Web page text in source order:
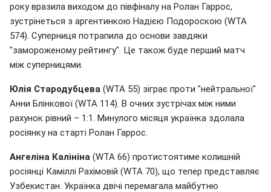
року вразила виходом до півфіналу на Ролан Гаррос,
зустрінеться з аргентинкою Надією Подороскою (WTA
574). Суперниця потрапила до основи завдяки
"замороженому рейтингу". Це також буде перший матч
між суперницями.
Юлія Стародубцева (WTA 55) зіграє проти "нейтральної"
Анни Блінкової (WTA 114). В очних зустрічах між ними
рахунок рівний – 1:1. Минулого місяця українка здолала
росіянку на старті Ролан Гаррос.
Ангеліна Калініна (WTA 66) протистоятиме колишній
росіянці Каміллі Рахімовій (WTA 70), що тепер представляє
Узбекистан. Українка двічі перемагала майбутню